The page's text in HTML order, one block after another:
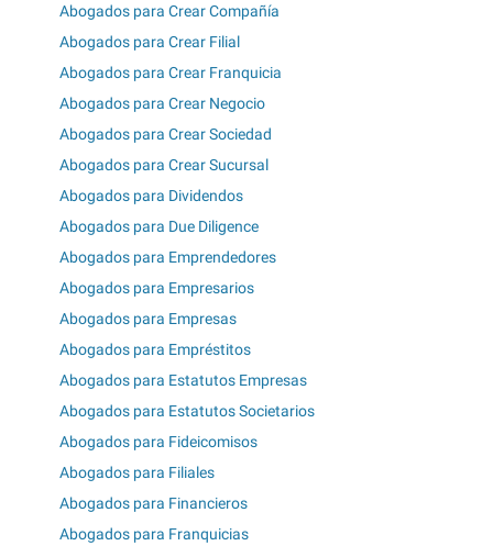
Abogados para Crear Compañía
Abogados para Crear Filial
Abogados para Crear Franquicia
Abogados para Crear Negocio
Abogados para Crear Sociedad
Abogados para Crear Sucursal
Abogados para Dividendos
Abogados para Due Diligence
Abogados para Emprendedores
Abogados para Empresarios
Abogados para Empresas
Abogados para Empréstitos
Abogados para Estatutos Empresas
Abogados para Estatutos Societarios
Abogados para Fideicomisos
Abogados para Filiales
Abogados para Financieros
Abogados para Franquicias